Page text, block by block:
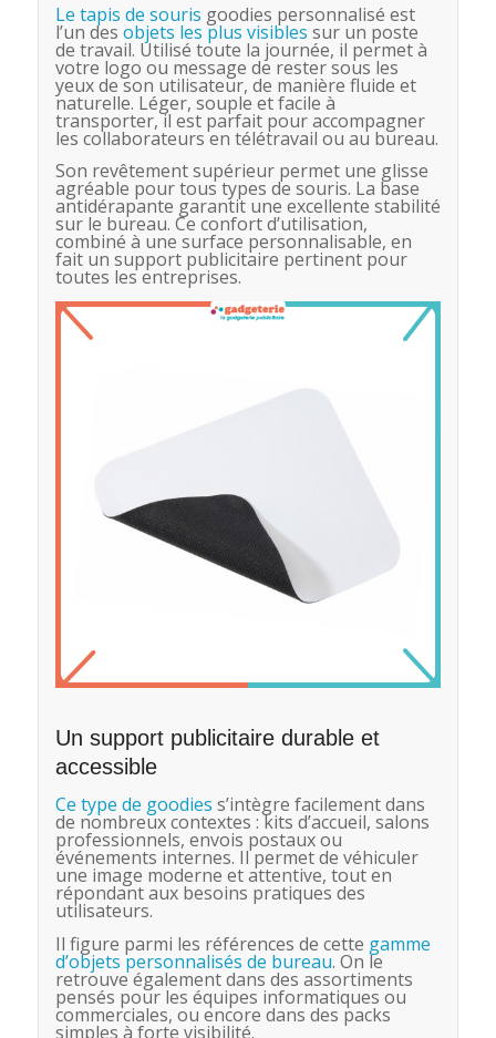
Le tapis de souris goodies personnalisé est
l’un des objets les plus visibles sur un poste
de travail. Utilisé toute la journée, il permet à
votre logo ou message de rester sous les
yeux de son utilisateur, de manière fluide et
naturelle. Léger, souple et facile à
transporter, il est parfait pour accompagner
les collaborateurs en télétravail ou au bureau.
Son revêtement supérieur permet une glisse
agréable pour tous types de souris. La base
antidérapante garantit une excellente stabilité
sur le bureau. Ce confort d’utilisation,
combiné à une surface personnalisable, en
fait un support publicitaire pertinent pour
toutes les entreprises.
Un support publicitaire durable et
accessible
Ce type de goodies s’intègre facilement dans
de nombreux contextes : kits d’accueil, salons
professionnels, envois postaux ou
événements internes. Il permet de véhiculer
une image moderne et attentive, tout en
répondant aux besoins pratiques des
utilisateurs.
Il figure parmi les références de cette gamme
d’objets personnalisés de bureau. On le
retrouve également dans des assortiments
pensés pour les équipes informatiques ou
commerciales, ou encore dans des packs
simples à forte visibilité.